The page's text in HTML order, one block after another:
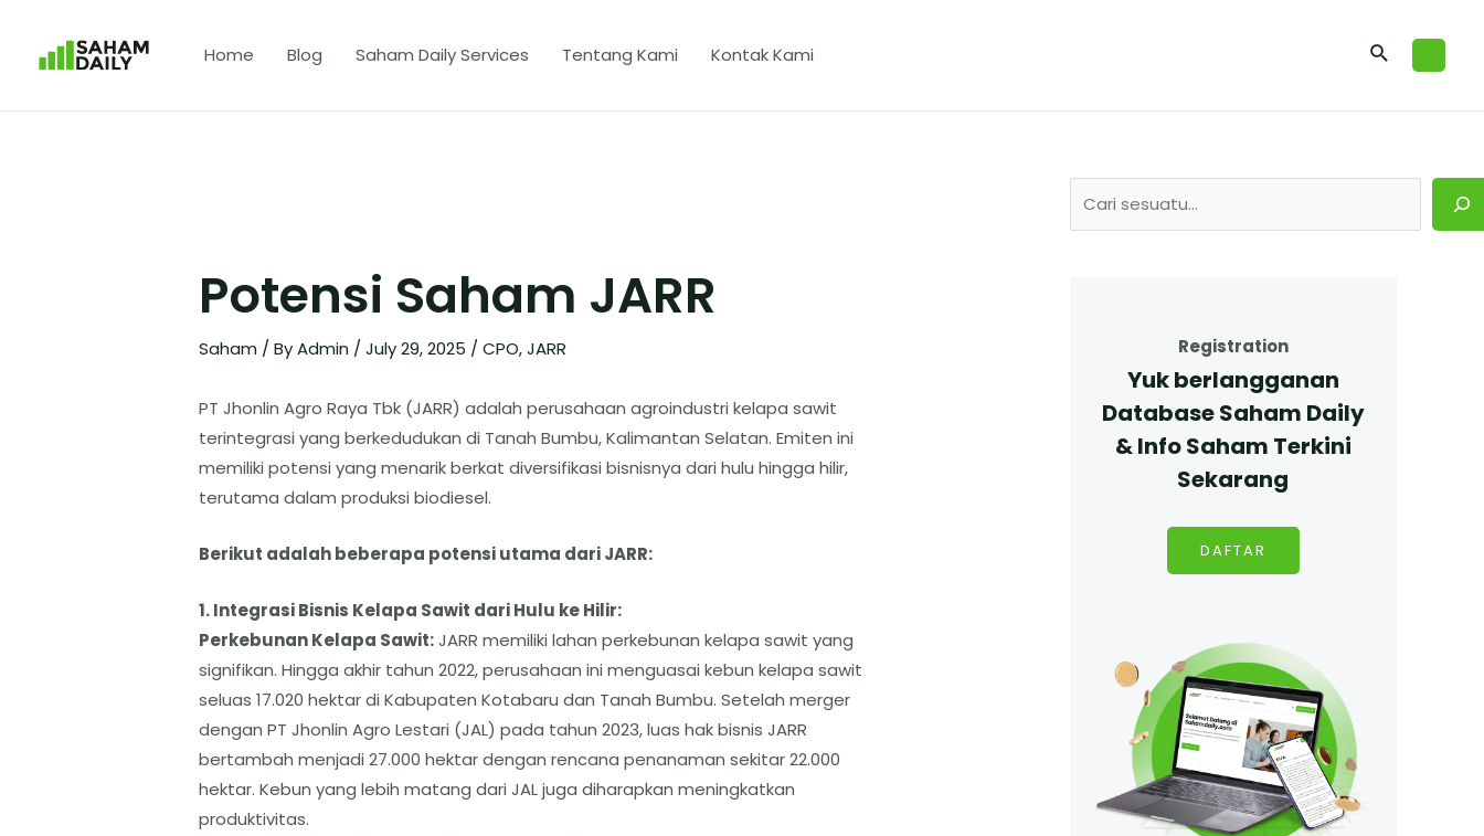
Home Blog Saham Daily Services Tentang Kami Kontak Kami
Potensi Saham JARR
Saham / ByAdmin / July 29, 2025 / CPO,JARR
​PT Jhonlin Agro Raya Tbk (JARR) adalah perusahaan agroindustri kelapa sawit
terintegrasi yang berkedudukan di Tanah Bumbu, Kalimantan Selatan. Emiten ini
memiliki potensi yang menarik berkat diversifikasi bisnisnya dari hulu hingga hilir,
terutama dalam produksi biodiesel.
​Berikut adalah beberapa potensi utama dari JARR:
​1. Integrasi Bisnis Kelapa Sawit dari Hulu ke Hilir:
​Perkebunan Kelapa Sawit:JARR memiliki lahan perkebunan kelapa sawit yang
signifikan. Hingga akhir tahun 2022, perusahaan ini menguasai kebun kelapa sawit
seluas 17.020 hektar di Kabupaten Kotabaru dan Tanah Bumbu. Setelah merger
dengan PT Jhonlin Agro Lestari (JAL) pada tahun 2023, luas hak bisnis JARR
bertambah menjadi 27.000 hektar dengan rencana penanaman sekitar 22.000
hektar. Kebun yang lebih matang dari JAL juga diharapkan meningkatkan
produktivitas.
Registration
Yuk berlangganan
Database Saham Daily
& Info Saham Terkini
Sekarang
DAFTAR